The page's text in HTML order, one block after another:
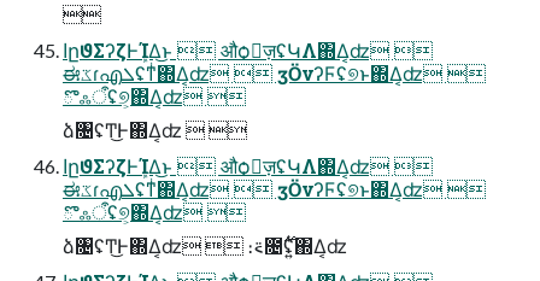

اըϑΣʔζͰܾΊΔ͜ͱ  औѻ͏ٕज़ʢԿΛ΍Δ͔ʣ 
ಈػɾഎܠʢͳͥ΍Δ͔ʣ  ӡӦνʔϜʢ୭ͱ΍Δ͔ʣ 
ొஃऀʢ୭͕΍Δ͔ʣ 
ձ৔ʢͲ͜Ͱ΍Δ͔ʣ  
اըϑΣʔζͰܾΊΔ͜ͱ  औѻ͏ٕज़ʢԿΛ΍Δ͔ʣ 
ಈػɾഎܠʢͳͥ΍Δ͔ʣ  ӡӦνʔϜʢ୭ͱ΍Δ͔ʣ 
ొஃऀʢ୭͕΍Δ͔ʣ 
ձ৔ʢͲ͜Ͱ΍Δ͔ʣ  ։࠵೔࣌ʢ͍ͭ΍Δ͔ʣ